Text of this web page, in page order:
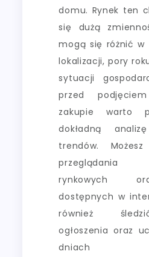
domu. Rynek ten
się dużą
mogą się różnić w
lokalizacji, pory
sytuacji
przed
zakupie warto
dokładną
trendów.
rynkowych
dostępnych w
również
ogłoszenia oraz
dniach